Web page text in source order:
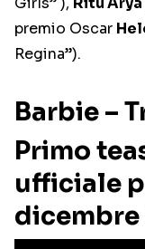
premio Oscar
Regina”).
Barbie –
Primo
ufficiale
dicembre